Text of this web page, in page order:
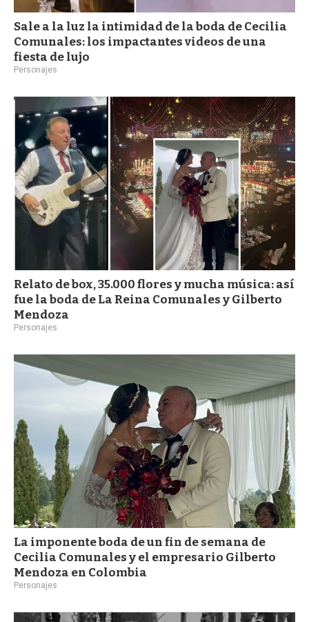
Sale a la luz la intimidad de la boda de Cecilia
Comunales: los impactantes videos de una
fiesta de lujo
Personajes
Relato de box, 35.000 flores y mucha música: así
fue la boda de La Reina Comunales y Gilberto
Mendoza
Personajes
La imponente boda de un fin de semana de
Cecilia Comunales y el empresario Gilberto
Mendoza en Colombia
Personajes